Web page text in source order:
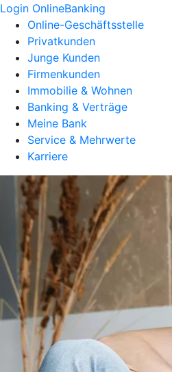
Login OnlineBanking
Online-Geschäftsstelle
Privatkunden
Junge Kunden
Firmenkunden
Immobilie & Wohnen
Banking & Verträge
Meine Bank
Service & Mehrwerte
Karriere